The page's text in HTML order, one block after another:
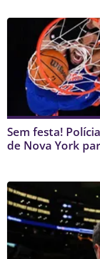
Sem festa!
de Nova York